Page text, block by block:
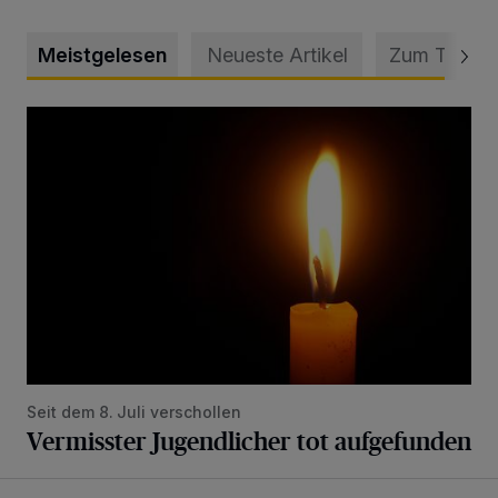
Meistgelesen Neueste Artikel Zum Thema
Seit dem 8. Juli verschollen
Vermisster Jugendlicher tot aufgefunden